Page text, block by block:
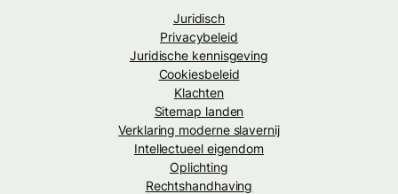
Juridisch
Privacybeleid
Juridische kennisgeving
Cookiesbeleid
Klachten
Sitemap landen
Verklaring moderne slavernij
Intellectueel eigendom
Oplichting
Rechtshandhaving